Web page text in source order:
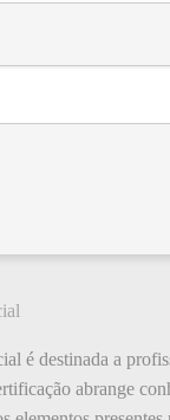
é destinada a
abrange